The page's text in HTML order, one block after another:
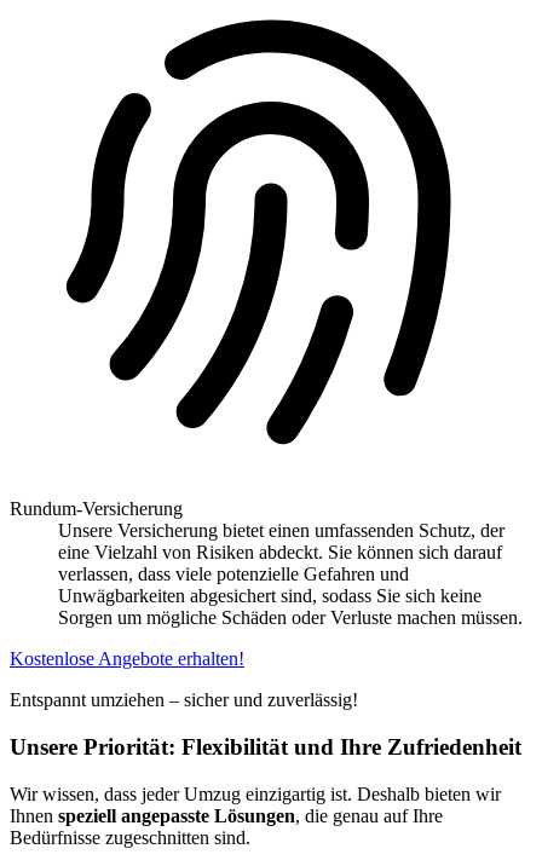
Rundum-Versicherung
Unsere Versicherung bietet einen umfassenden Schutz, der
eine Vielzahl von Risiken abdeckt. Sie können sich darauf
verlassen, dass viele potenzielle Gefahren und
Unwägbarkeiten abgesichert sind, sodass Sie sich keine
Sorgen um mögliche Schäden oder Verluste machen müssen.
Kostenlose Angebote erhalten!
Entspannt umziehen – sicher und zuverlässig!
Unsere Priorität: Flexibilität und Ihre Zufriedenheit
Wir wissen, dass jeder Umzug einzigartig ist. Deshalb bieten wir
Ihnen speziell angepasste Lösungen, die genau auf Ihre
Bedürfnisse zugeschnitten sind.